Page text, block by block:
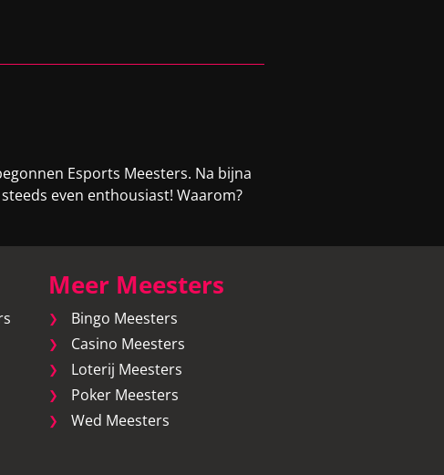
Esports Meesters. Na bijna
even enthousiast! Waarom?
Meer Meesters
Bingo Meesters
Casino Meesters
Loterij Meesters
Poker Meesters
Wed Meesters